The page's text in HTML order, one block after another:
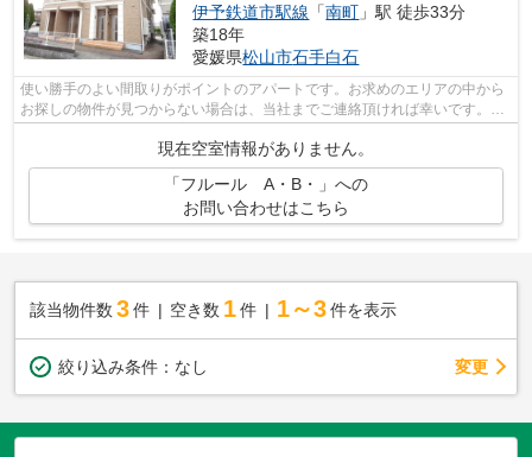
伊予鉄道市駅線 「南町 」駅 徒歩33分
築18年
愛媛県松山市石手白石
使い勝手のよい間取りがポイントのアパートです。お求めのエリアの中から
お探しの物件が見つからない場合は、当社までご連絡頂ければ幸いです。ご
希望に適した物件をご提案致します。
現在空室情報がありません。
「フルール A・B・」への
お問い合わせはこちら
該当物件数 3件 空き数 1 件 1～3 件を表示
絞り込み条件： なし 変更